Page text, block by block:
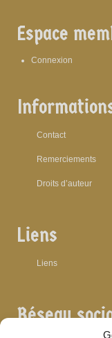
Espace
Connexion
Contact
Remerciements
Droits d’auteur
Liens
Liens
Réseau